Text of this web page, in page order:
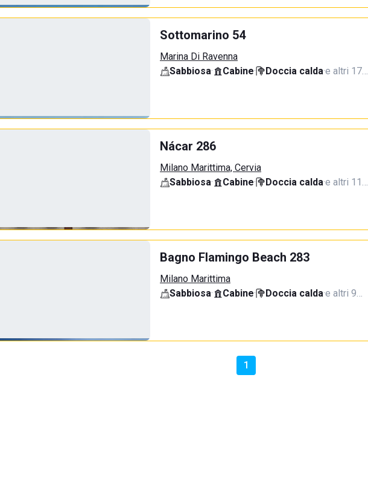
Sottomarino 54
Marina Di Ravenna
Sabbiosa· Cabine· Doccia calda·e altri 17…
Nácar 286
Milano Marittima, Cervia
Sabbiosa· Cabine· Doccia calda·e altri 11…
Bagno Flamingo Beach 283
Milano Marittima
Sabbiosa· Cabine· Doccia calda·e altri 9…
1